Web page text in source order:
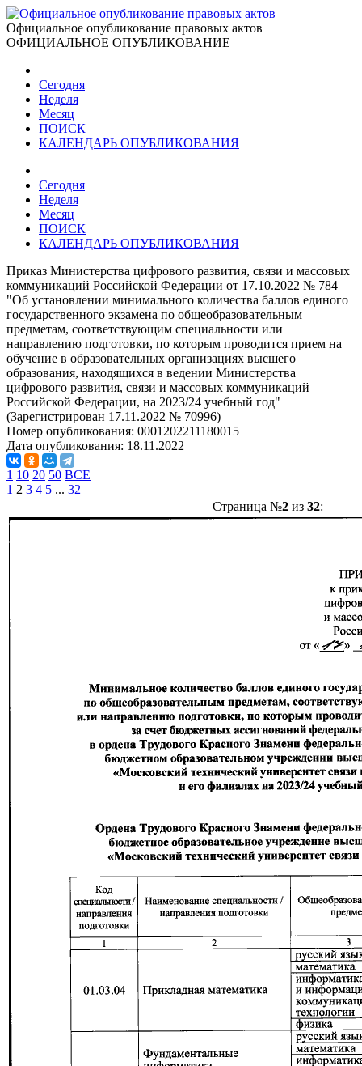
Официальное опубликование правовых актов
ОФИЦИАЛЬНОЕ ОПУБЛИКОВАНИЕ
Сегодня
Неделя
Месяц
ПОИСК
КАЛЕНДАРЬ ОПУБЛИКОВАНИЯ
Сегодня
Неделя
Месяц
ПОИСК
КАЛЕНДАРЬ ОПУБЛИКОВАНИЯ
Приказ Министерства цифрового развития, связи и массовых
коммуникаций Российской Федерации от 17.10.2022 № 784
"Об установлении минимального количества баллов единого
государственного экзамена по общеобразовательным
предметам, соответствующим специальности или
направлению подготовки, по которым проводится прием на
обучение в образовательных организациях высшего
образования, находящихся в ведении Министерства
цифрового развития, связи и массовых коммуникаций
Российской Федерации, на 2023/24 учебный год"
(Зарегистрирован 17.11.2022 № 70996)
Номер опубликования: 0001202211180015
Дата опубликования: 18.11.2022
1 10 20 50 ВСЕ
1 2 3 4 5 ... 32
Страница №2из 32: